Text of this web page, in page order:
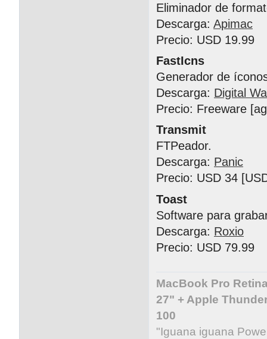
Eliminador de
Descarga: Apimac
Precio: USD 19.99
FastIcns
Generador de
Descarga: Digital
Precio: Freeware
Transmit
FTPeador.
Descarga: Panic
Precio: USD 34
Toast
Software para
Descarga: Roxio
Precio: USD 79.99
MacBook Pro
27" + Apple
100
"Iguana iguana